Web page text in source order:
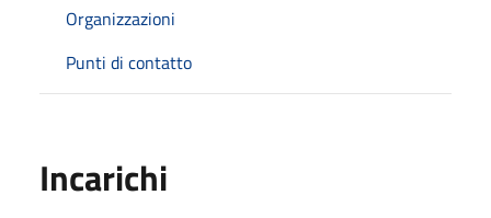
Organizzazioni
Punti di contatto
Incarichi